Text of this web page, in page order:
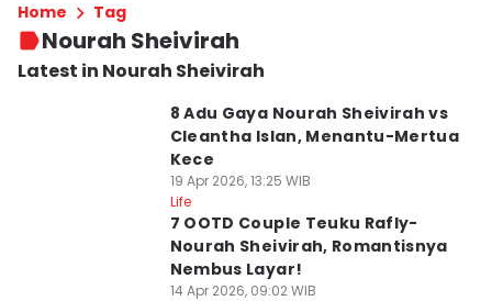
Home Tag
Nourah Sheivirah
Latest in Nourah Sheivirah
8 Adu Gaya Nourah Sheivirah vs
Cleantha Islan, Menantu-Mertua
Kece
19 Apr 2026, 13:25 WIB
Life
7 OOTD Couple Teuku Rafly-
Nourah Sheivirah, Romantisnya
Nembus Layar!
14 Apr 2026, 09:02 WIB